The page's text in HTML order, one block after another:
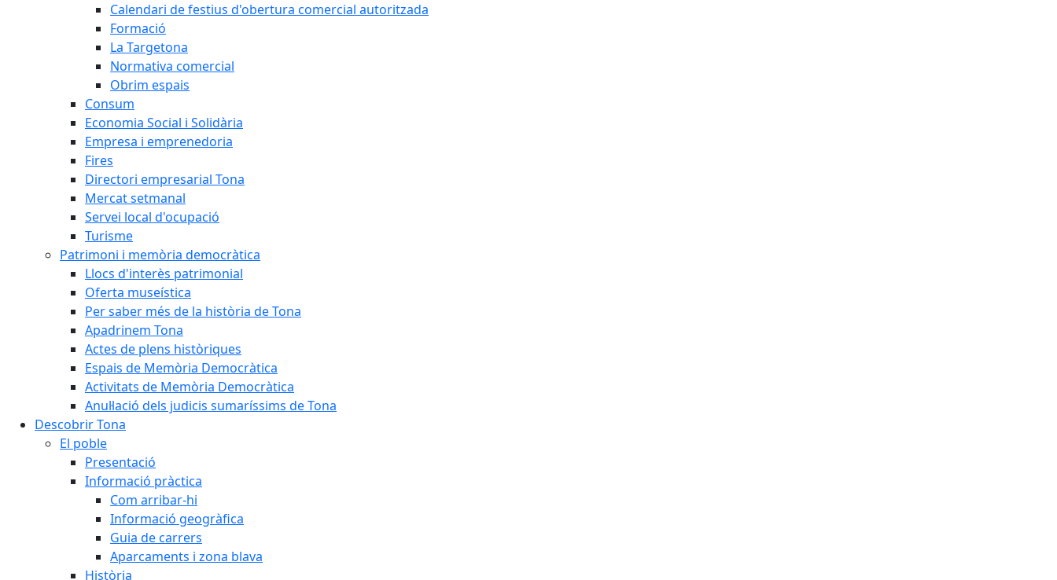
Calendari de festius d'obertura comercial autoritzada
Formació
La Targetona
Normativa comercial
Obrim espais
Consum
Economia Social i Solidària
Empresa i emprenedoria
Fires
Directori empresarial Tona
Mercat setmanal
Servei local d'ocupació
Turisme
Patrimoni i memòria democràtica
Llocs d'interès patrimonial
Oferta museística
Per saber més de la història de Tona
Apadrinem Tona
Actes de plens històriques
Espais de Memòria Democràtica
Activitats de Memòria Democràtica
Anul·lació dels judicis sumaríssims de Tona
Descobrir Tona
El poble
Presentació
Informació pràctica
Com arribar-hi
Informació geogràfica
Guia de carrers
Aparcaments i zona blava
Història